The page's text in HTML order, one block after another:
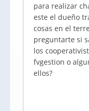
para realizar
este el dueño
cosas en el
preguntarte si
los
fvgestion o
ellos?